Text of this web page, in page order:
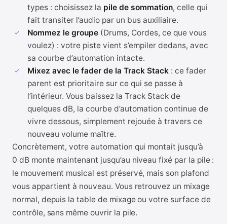
types : choisissez la pile de sommation, celle qui
fait transiter l’audio par un bus auxiliaire.
Nommez le groupe (Drums, Cordes, ce que vous
voulez) : votre piste vient s’empiler dedans, avec
sa courbe d’automation intacte.
Mixez avec le fader de la Track Stack : ce fader
parent est prioritaire sur ce qui se passe à
l’intérieur. Vous baissez la Track Stack de
quelques dB, la courbe d’automation continue de
vivre dessous, simplement rejouée à travers ce
nouveau volume maître.
Concrètement, votre automation qui montait jusqu’à
0 dB monte maintenant jusqu’au niveau fixé par la pile :
le mouvement musical est préservé, mais son plafond
vous appartient à nouveau. Vous retrouvez un mixage
normal, depuis la table de mixage ou votre surface de
contrôle, sans même ouvrir la pile.